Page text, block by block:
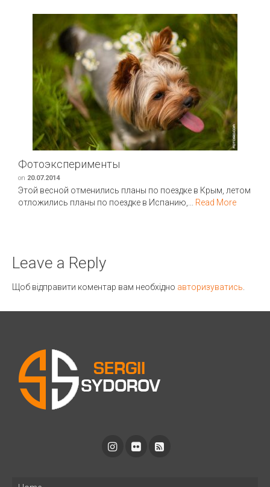
Фотоэксперименты
on 20.07.2014
Этой весной отменились планы по поездке в Крым, летом
отложились планы по поездке в Испанию,... Read More
Leave a Reply
Щоб відправити коментар вам необхідно авторизуватись